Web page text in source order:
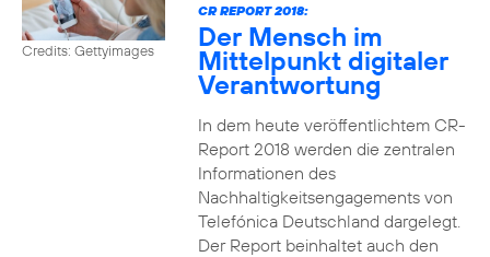
Credits: Gettyimages
CR REPORT 2018:
Der Mensch im
Mittelpunkt digitaler
Verantwortung
In dem heute veröffentlichtem CR-
Report 2018 werden die zentralen
Informationen des
Nachhaltigkeitsengagements von
Telefónica Deutschland dargelegt.
Der Report beinhaltet auch den